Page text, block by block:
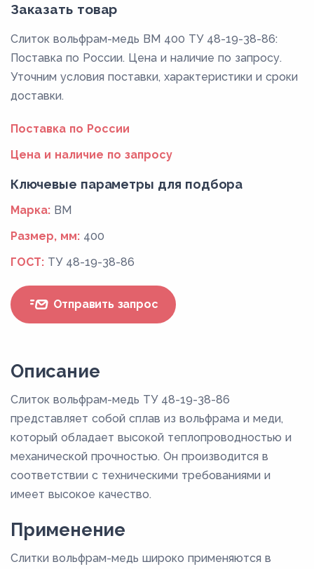
Заказать товар
Слиток вольфрам-медь ВМ 400 ТУ 48-19-38-86:
Поставка по России. Цена и наличие по запросу.
Уточним условия поставки, характеристики и сроки
доставки.
Поставка по России
Цена и наличие по запросу
Ключевые параметры для подбора
Марка: ВМ
Размер, мм: 400
ГОСТ: ТУ 48-19-38-86
Отправить запрос
Описание
Слиток вольфрам-медь ТУ 48-19-38-86
представляет собой сплав из вольфрама и меди,
который обладает высокой теплопроводностью и
механической прочностью. Он производится в
соответствии с техническими требованиями и
имеет высокое качество.
Применение
Слитки вольфрам-медь широко применяются в